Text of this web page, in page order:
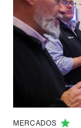
MERCADOS